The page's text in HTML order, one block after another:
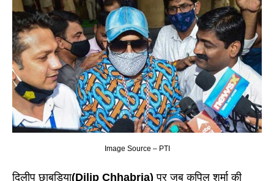
Image Source – PTI
दिलीप छाबड़िया(Dilip Chhabria) पर जब कपिल शर्मा की